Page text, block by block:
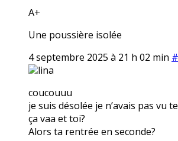
A+
Une poussière isolée
4 septembre 2025 à 21 h 02 min
lina
coucouuu
je suis désolée je n’avais pas vu
ça vaa et toi?
Alors ta rentrée en seconde?